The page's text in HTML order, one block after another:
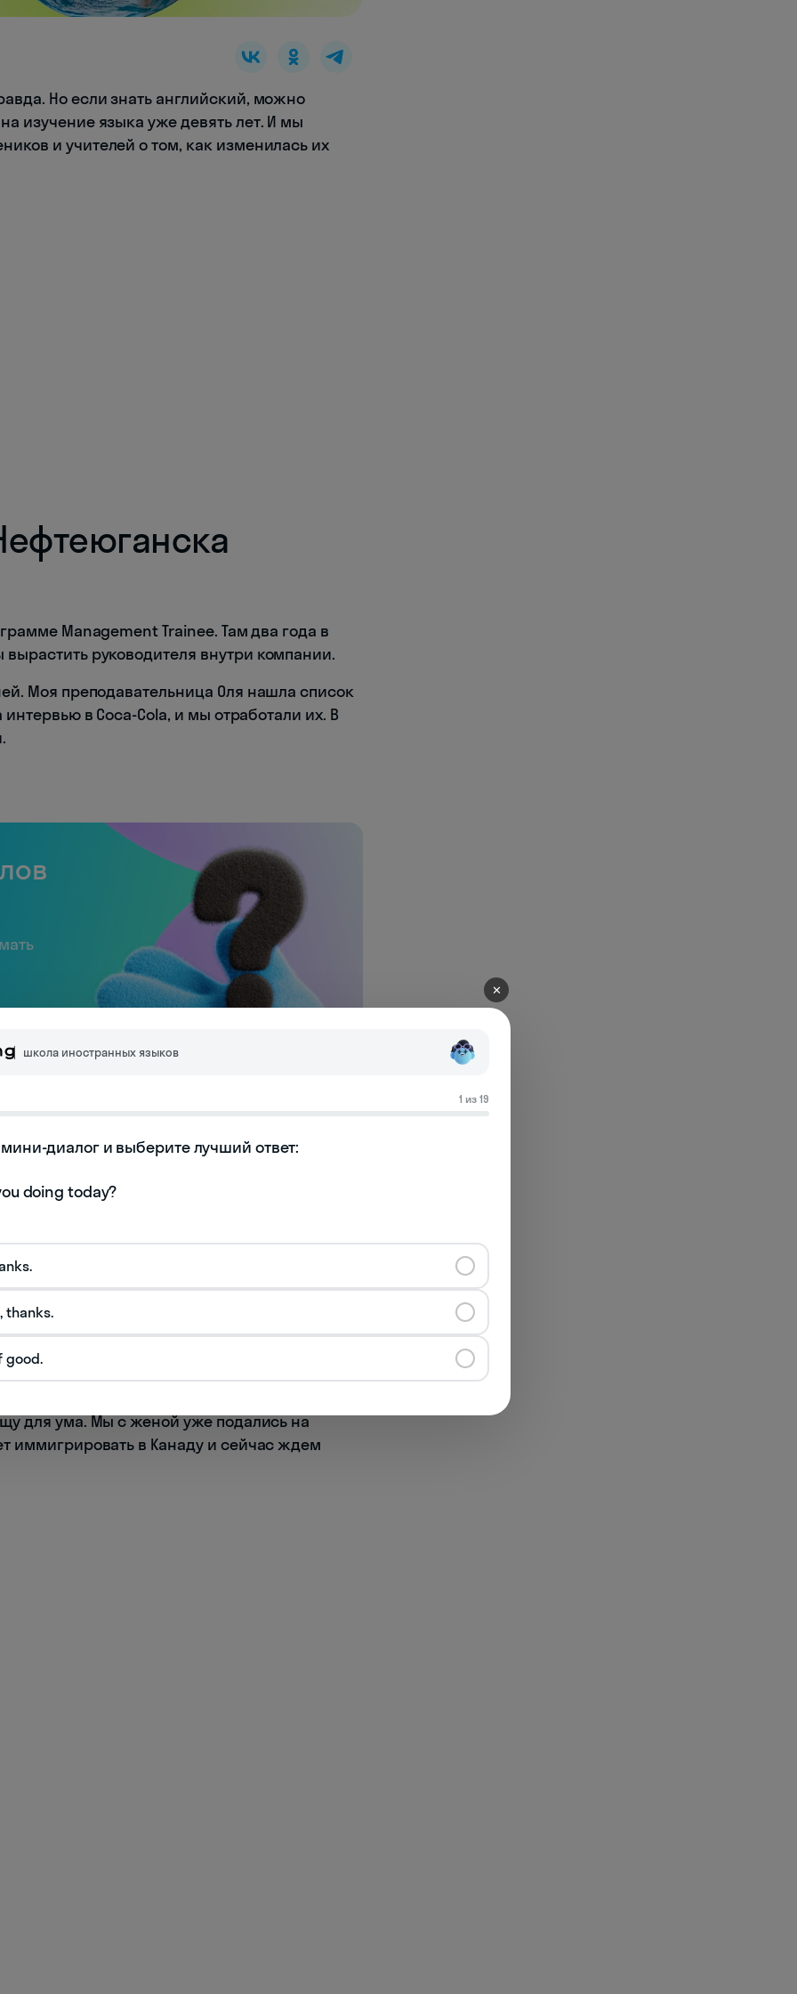
Но если знать английский, можно
изучение языка уже девять лет. И мы
и учителей о том, как изменилась их
Management Trainee. Там два года в
руководителя внутри компании.
Моя преподавательница Оля нашла список
в Coca-Cola, и мы отработали их. В
техподдрежки из
консультирую клиентов по телефону.
много интересных предложений по работе.
рекрутеры ищут меня.
жить в месте, которое будет меня
для ума. Мы с женой уже подались на
иммигрировать в Канаду и сейчас ждем
✕
школа иностранных языков
1 из 19
диалог и выберите лучший ответ:
thanks.
good.